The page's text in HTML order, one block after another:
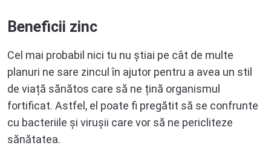
Beneficii zinc
Cel mai probabil nici tu nu știai pe cât de multe
planuri ne sare zincul în ajutor pentru a avea un stil
de viață sănătos care să ne țină organismul
fortificat. Astfel, el poate fi pregătit să se confrunte
cu bacteriile și virușii care vor să ne pericliteze
sănătatea.